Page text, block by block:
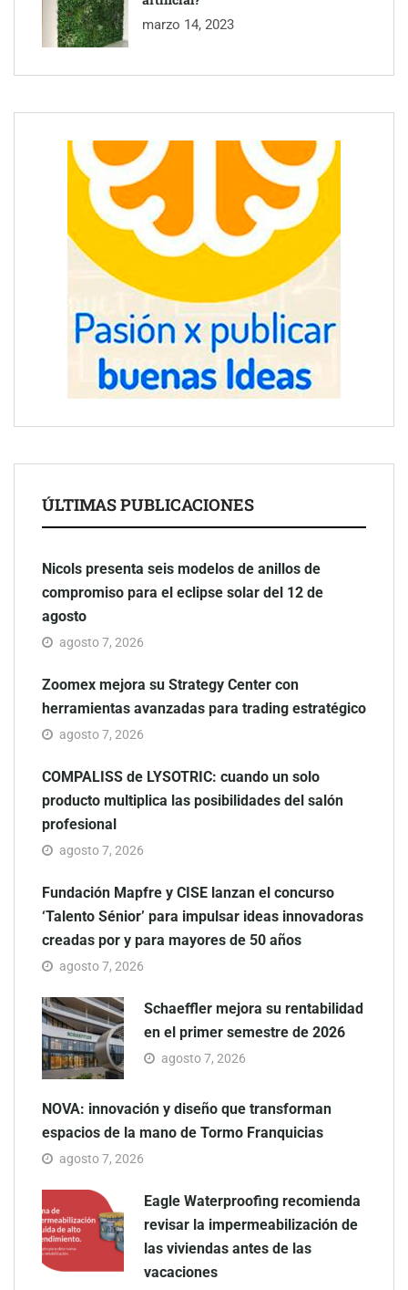
marzo 14, 2023
ÚLTIMAS PUBLICACIONES
Nicols presenta seis modelos de anillos de
compromiso para el eclipse solar del 12 de
agosto
agosto 7, 2026
Zoomex mejora su Strategy Center con
herramientas avanzadas para trading estratégico
agosto 7, 2026
COMPALISS de LYSOTRIC: cuando un solo
producto multiplica las posibilidades del salón
profesional
agosto 7, 2026
Fundación Mapfre y CISE lanzan el concurso
‘Talento Sénior’ para impulsar ideas innovadoras
creadas por y para mayores de 50 años
agosto 7, 2026
Schaeffler mejora su rentabilidad
en el primer semestre de 2026
agosto 7, 2026
NOVA: innovación y diseño que transforman
espacios de la mano de Tormo Franquicias
agosto 7, 2026
Eagle Waterproofing recomienda
revisar la impermeabilización de
las viviendas antes de las
vacaciones